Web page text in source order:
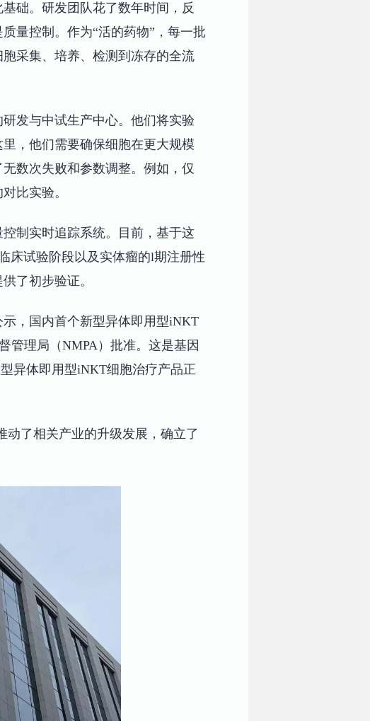
础。研发团队花了数年时间，反
量控制。作为“活的药物”，每一批
采集、培养、检测到冻存的全流
发与中试生产中心。他们将实验
，他们需要确保细胞在更大规模
数次失败和参数调整。例如，仅
比实验。
制实时追踪系统。目前，基于这
床试验阶段以及实体瘤的l期注册性
了初步验证。
，国内首个新型异体即用型iNKT
管理局（NMPA）批准。这是基因
异体即用型iNKT细胞治疗产品正
了相关产业的升级发展，确立了